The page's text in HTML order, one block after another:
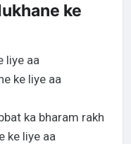
ke
liye aa
ke liye aa
ka bharam rakh
ke liye aa